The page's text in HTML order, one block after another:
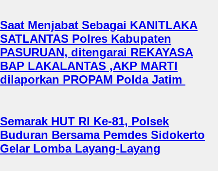
Saat Menjabat Sebagai KANITLAKA
SATLANTAS Polres Kabupaten
PASURUAN, ditengarai REKAYASA
BAP LAKALANTAS ,AKP MARTI
dilaporkan PROPAM Polda Jatim
Semarak HUT RI Ke-81, Polsek
Buduran Bersama Pemdes Sidokerto
Gelar Lomba Layang-Layang